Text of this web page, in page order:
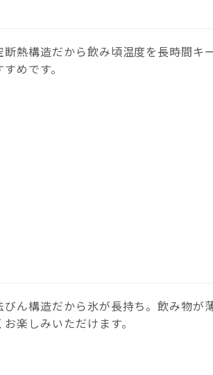
断熱構造だから飲み頃温度を長時間キ
めです。
びん構造だから氷が長持ち。飲み物が
お楽しみいただけます。